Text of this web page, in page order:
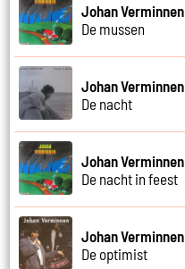
Johan Verminnen
De mussen
Johan Verminnen
De nacht
Johan Verminnen
De nacht in feest
Johan Verminnen
De optimist